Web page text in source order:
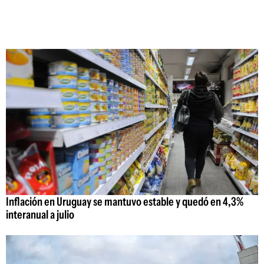
Inflación en Uruguay se mantuvo estable y quedó en 4,3%
interanual a julio